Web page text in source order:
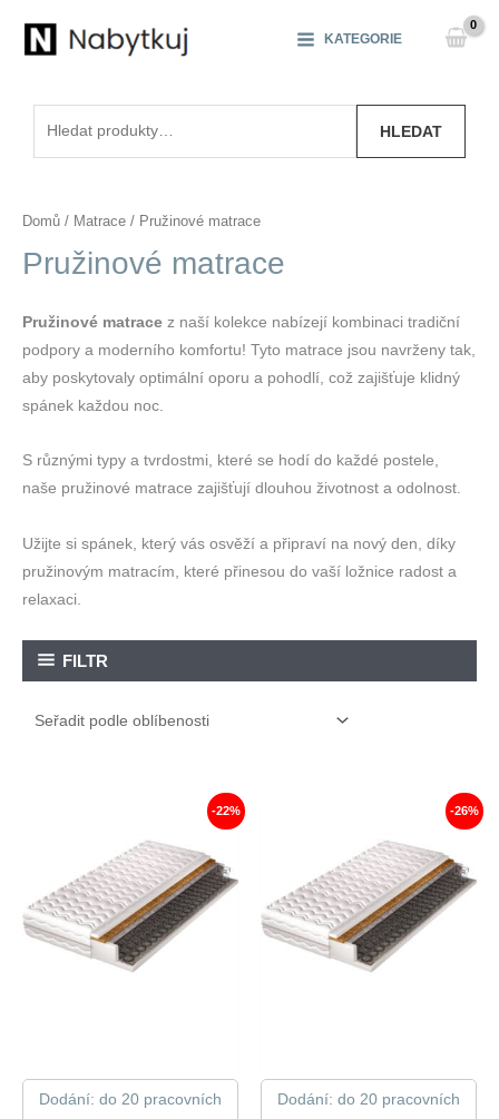
KATEGORIE
HLEDAT
Domů / Matrace / Pružinové matrace
Pružinové matrace
Pružinové matrace z naší kolekce nabízejí kombinaci tradiční
podpory a moderního komfortu! Tyto matrace jsou navrženy tak,
aby poskytovaly optimální oporu a pohodlí, což zajišťuje klidný
spánek každou noc.
S různými typy a tvrdostmi, které se hodí do každé postele,
naše pružinové matrace zajišťují dlouhou životnost a odolnost.
Užijte si spánek, který vás osvěží a připraví na nový den, díky
pružinovým matracím, které přinesou do vaší ložnice radost a
relaxaci.
FILTR
-22%
Dodání: do 20 pracovních
-26%
Dodání: do 20 pracovních